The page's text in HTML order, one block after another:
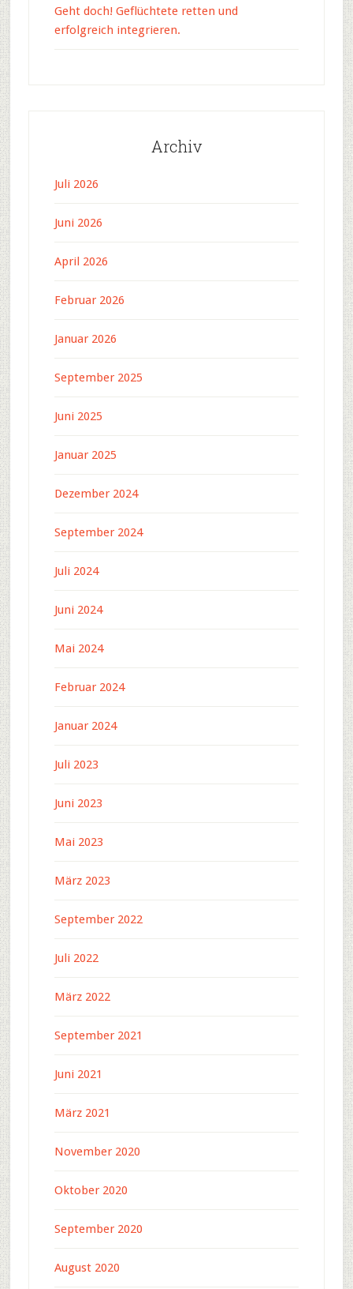
Geht doch! Geflüchtete retten und
erfolgreich integrieren.
Archiv
Juli 2026
Juni 2026
April 2026
Februar 2026
Januar 2026
September 2025
Juni 2025
Januar 2025
Dezember 2024
September 2024
Juli 2024
Juni 2024
Mai 2024
Februar 2024
Januar 2024
Juli 2023
Juni 2023
Mai 2023
März 2023
September 2022
Juli 2022
März 2022
September 2021
Juni 2021
März 2021
November 2020
Oktober 2020
September 2020
August 2020